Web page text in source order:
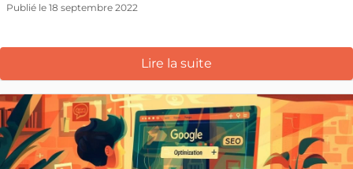
Publié le 18 septembre 2022
Lire la suite